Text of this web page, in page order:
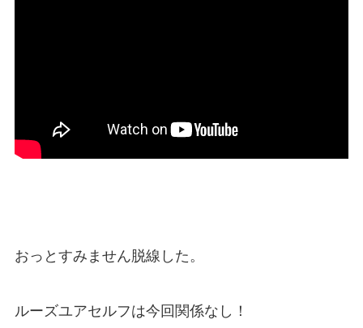
おっとすみません脱線した。
ルーズユアセルフは今回関係なし！